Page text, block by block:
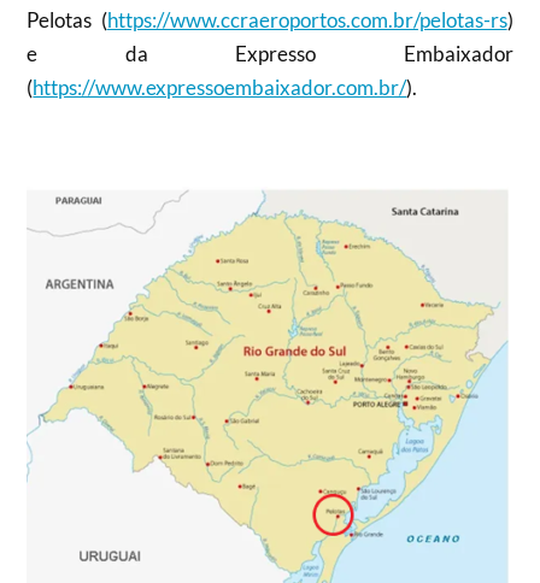
Pelotas (https://www.ccraeroportos.com.br/pelotas-rs)
e da Expresso Embaixador
(https://www.expressoembaixador.com.br/).